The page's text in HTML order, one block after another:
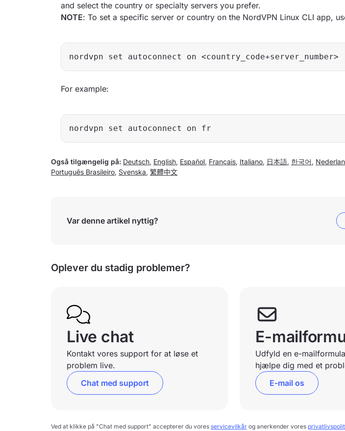
and select the country or specialty servers you prefer.
NOTE: To set a specific server or country on the NordVPN Linux CLI app,
nordvpn set autoconnect on <country_code+server_number>
For example:
nordvpn set autoconnect on fr
Også tilgængelig på: Deutsch, English, Español, Français, Italiano, 日本語, 한국어 ,
Português Brasileiro, Svenska, 繁體中文
Var denne artikel nyttig?
Oplever du stadig problemer?
Live chat
Kontakt vores support for at løse et
problem live.
Chat med support
E-
Udfyld en e-
hjælpe dig med et
E-mail os
Ved at klikke på "Chat med support" accepterer du vores servicevilkår og anerkender vores